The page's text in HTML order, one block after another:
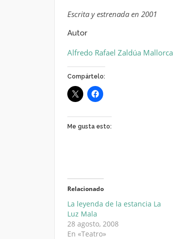
Escrita y estrenada en 2001
Autor
Alfredo Rafael Zaldúa Mallorca
Compártelo:
Me gusta esto:
Relacionado
La leyenda de la estancia La
Luz Mala
28 agosto, 2008
En «Teatro»